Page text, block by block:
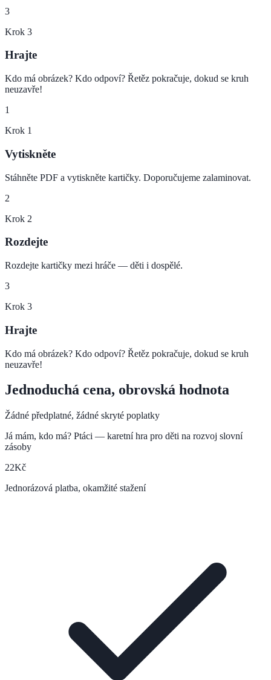
3
Krok 3
Hrajte
Kdo má obrázek? Kdo odpoví? Řetěz pokračuje, dokud se kruh
neuzavře!
1
Krok 1
Vytiskněte
Stáhněte PDF a vytiskněte kartičky. Doporučujeme zalaminovat.
2
Krok 2
Rozdejte
Rozdejte kartičky mezi hráče — děti i dospělé.
3
Krok 3
Hrajte
Kdo má obrázek? Kdo odpoví? Řetěz pokračuje, dokud se kruh
neuzavře!
Jednoduchá cena, obrovská hodnota
Žádné předplatné, žádné skryté poplatky
Já mám, kdo má? Ptáci — karetní hra pro děti na rozvoj slovní
zásoby
22Kč
Jednorázová platba, okamžité stažení